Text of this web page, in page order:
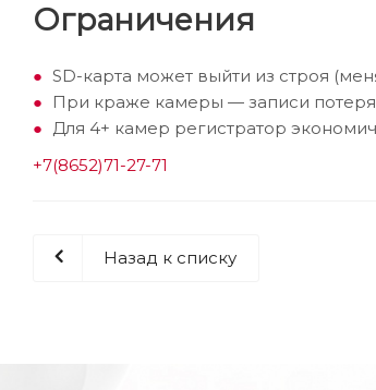
Ограничения
SD-карта может выйти из строя
При краже камеры — записи
Для 4+ камер регистратор
+7(8652)71-27-71
Назад к списку